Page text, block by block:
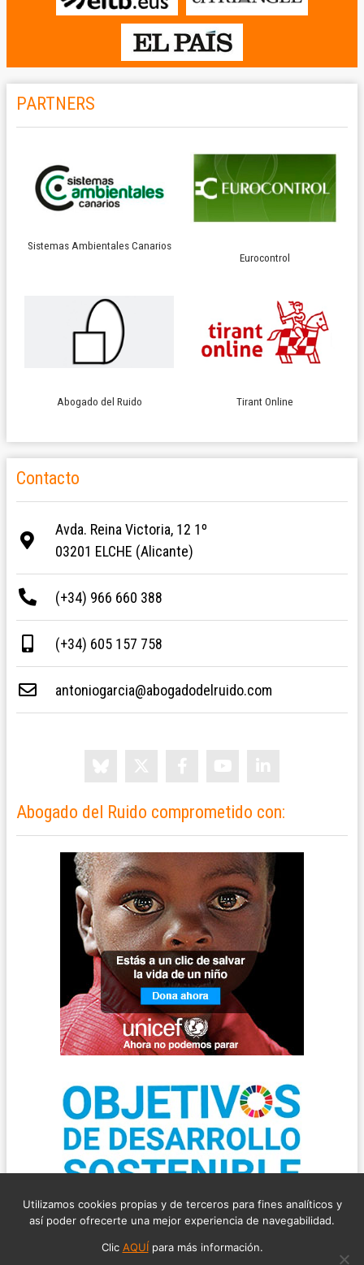
PARTNERS
Sistemas Ambientales Canarios
Eurocontrol
Abogado del Ruido Tirant Online
Contacto
Avda. Reina Victoria, 12 1º
03201 ELCHE (Alicante)
(+34) 966 660 388
(+34) 605 157 758
antoniogarcia@abogadodelruido.com
Abogado del Ruido comprometido con:
AVISO LEGAL
POLÍTICA DE COOKIES
Utilizamos cookies propias y de terceros para fines analíticos y
así poder ofrecerte una mejor experiencia de navegabilidad.
Clic AQUÍpara más información.